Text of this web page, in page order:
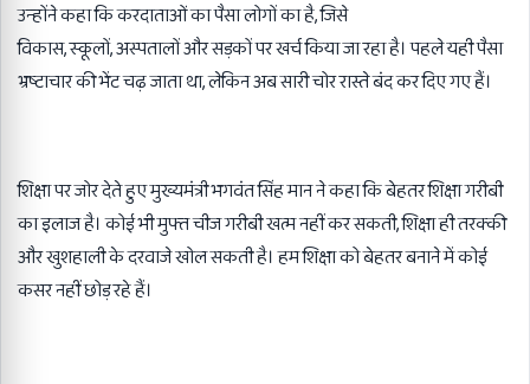
उन्होंने कहा कि करदाताओं का पैसा लोगों का है,जिसे
विकास,स्कूलों,अस्पतालों और सड़कों पर खर्च किया जा रहा है। पहले यही पैसा
भ्रष्टाचार की भेंट चढ़ जाता था,लेकिन अब सारी चोर रास्ते बंद कर दिए गए हैं।
शिक्षा पर जोर देते हुए मुख्यमंत्री भगवंत सिंह मान ने कहा कि बेहतर शिक्षा गरीबी
का इलाज है। कोई भी मुफ्त चीज गरीबी खत्म नहीं कर सकती,शिक्षा ही तरक्की
और खुशहाली के दरवाजे खोल सकती है। हम शिक्षा को बेहतर बनाने में कोई
कसर नहीं छोड़ रहे हैं।